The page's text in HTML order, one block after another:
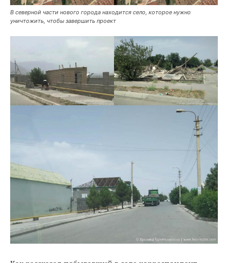
В северной части нового города находится село, которое нужно
уничтожить, чтобы завершить проект